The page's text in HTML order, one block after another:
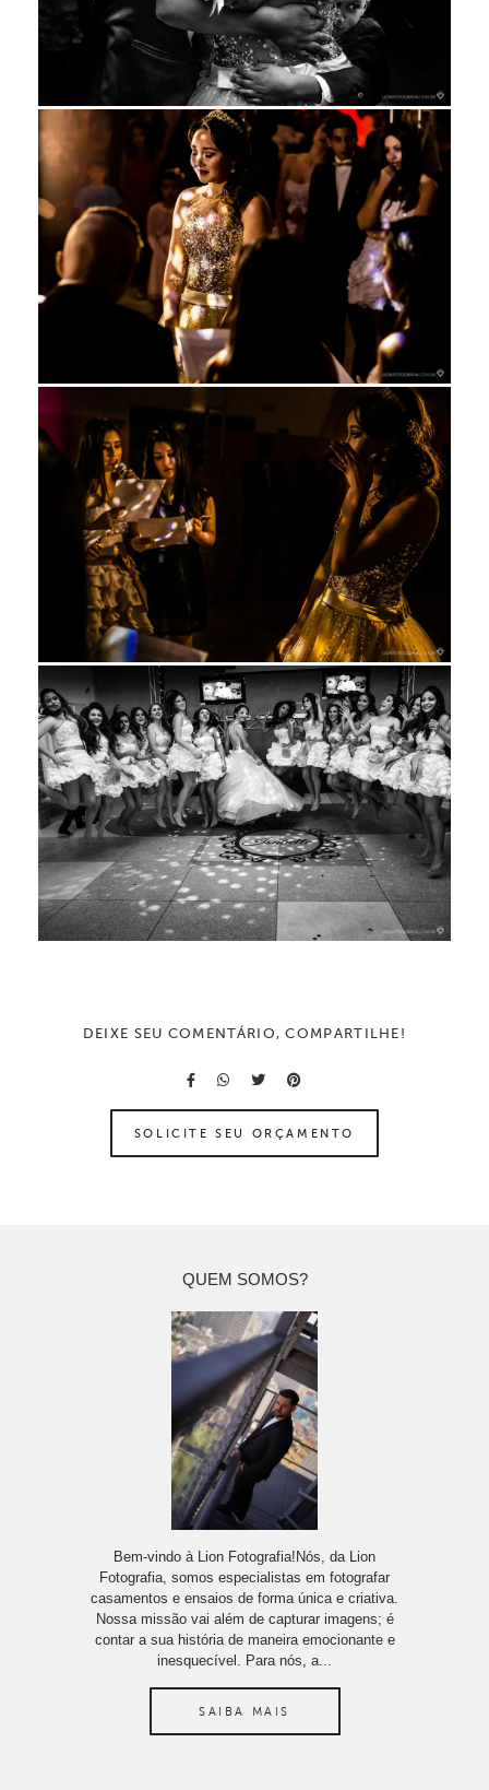
DEIXE SEU COMENTÁRIO, COMPARTILHE!
SOLICITE SEU ORÇAMENTO
QUEM SOMOS?
Bem-vindo à Lion Fotografia!Nós, da Lion
Fotografia, somos especialistas em fotografar
casamentos e ensaios de forma única e criativa.
Nossa missão vai além de capturar imagens; é
contar a sua história de maneira emocionante e
inesquecível. Para nós, a...
SAIBA MAIS